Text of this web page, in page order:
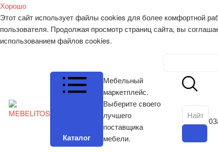
Хорошо
Этот сайт использует файлы cookies для более комфортной
пользователя. Продолжая просмотр страниц сайта, вы
использованием файлов cookies.
Каталог
Мебельный
маркетплейс.
Выберите своего
лучшего
поставщика
мебели.
0